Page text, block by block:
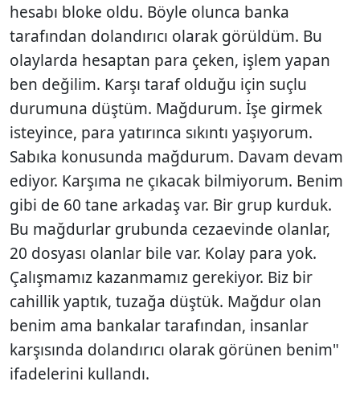
hesabı bloke oldu. Böyle olunca banka
tarafından dolandırıcı olarak görüldüm. Bu
olaylarda hesaptan para çeken, işlem yapan
ben değilim. Karşı taraf olduğu için suçlu
durumuna düştüm. Mağdurum. İşe girmek
isteyince, para yatırınca sıkıntı yaşıyorum.
Sabıka konusunda mağdurum. Davam devam
ediyor. Karşıma ne çıkacak bilmiyorum. Benim
gibi de 60 tane arkadaş var. Bir grup kurduk.
Bu mağdurlar grubunda cezaevinde olanlar,
20 dosyası olanlar bile var. Kolay para yok.
Çalışmamız kazanmamız gerekiyor. Biz bir
cahillik yaptık, tuzağa düştük. Mağdur olan
benim ama bankalar tarafından, insanlar
karşısında dolandırıcı olarak görünen benim"
ifadelerini kullandı.